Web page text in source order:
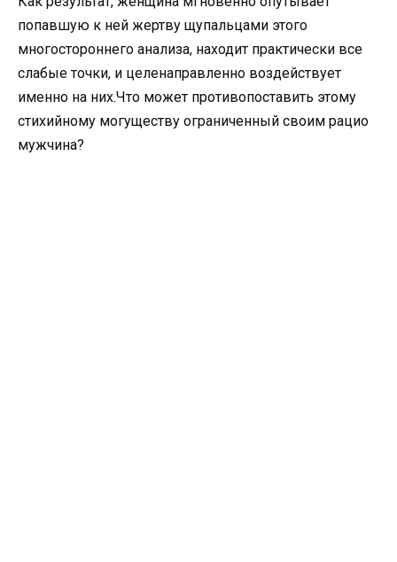
попавшую к ней жертву щупальцами этого
многостороннего анализа, находит практически все
слабые точки, и целенаправленно воздействует
именно на них.Что может противопоставить этому
стихийному могуществу ограниченный своим рацио
мужчина?